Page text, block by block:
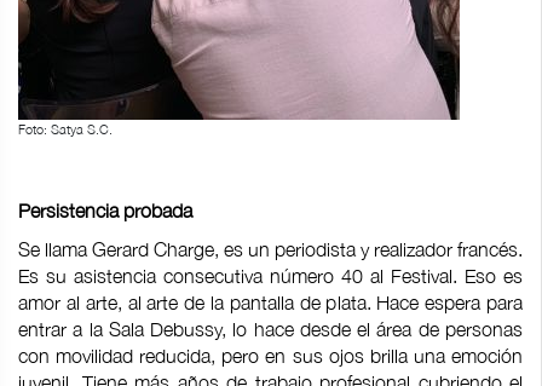
Foto: Satya S.C.
Persistencia probada
Se llama Gerard Charge, es un periodista y realizador francés.
Es su asistencia consecutiva número 40 al Festival. Eso es
amor al arte, al arte de la pantalla de plata. Hace espera para
entrar a la Sala Debussy, lo hace desde el área de personas
con movilidad reducida, pero en sus ojos brilla una emoción